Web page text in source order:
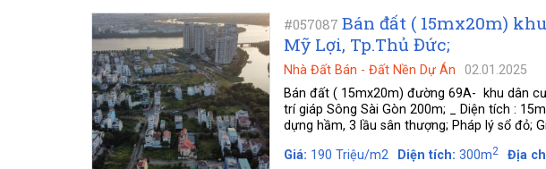
#057087 Bán đất ( 15mx20m)
Mỹ Lợi, Tp.Thủ Đức;
Nhà Đất Bán - Đất Nền Dự Án
02.01.2025
Bán đất ( 15mx20m) đường 69A- khu dân
trí giáp Sông Sài Gòn 200m; _ Diện tích :
dựng hầm, 3 lầu sân thượng; Pháp lý sổ đỏ;
Giá: 190 Triệu/m2 Diện tích: 300m2 Địa